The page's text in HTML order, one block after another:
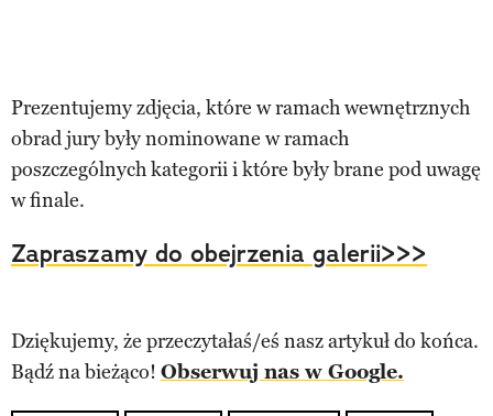
Prezentujemy zdjęcia, które w ramach wewnętrznych
obrad jury były nominowane w ramach
poszczególnych kategorii i które były brane pod uwagę
w finale.
Zapraszamy do obejrzenia galerii>>>
Dziękujemy, że przeczytałaś/eś nasz artykuł do końca.
Bądź na bieżąco! Obserwuj nas w Google.